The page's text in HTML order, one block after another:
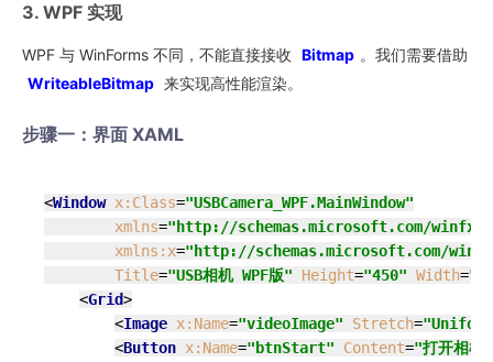
3. WPF 实现
WPF 与 WinForms 不同，不能直接接收 Bitmap 。我们需要借助
WriteableBitmap 来实现高性能渲染。
步骤一：界面 XAML
<Window x:Class="USBCamera_WPF.MainWindow"
xmlns="http://schemas.microsoft.com/winfx/
xmlns:x="http://schemas.microsoft.com/
Title="USB相机 WPF版" Height="450" Width=
<Grid>
<Image x:Name="videoImage" Stretch=
<Button x:Name="btnStart" Content="打开相机"